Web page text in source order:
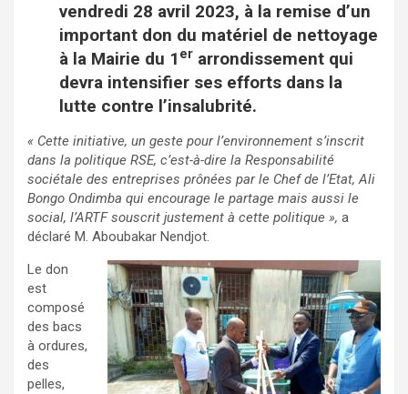
vendredi 28 avril 2023, à la remise d’un
important don du matériel de nettoyage
à la Mairie du 1 er arrondissement qui
devra intensifier ses efforts dans la
lutte contre l’insalubrité.
« Cette initiative, un geste pour l’environnement s’inscrit
dans la politique RSE, c’est-à-dire la Responsabilité
sociétale des entreprises prônées par le Chef de l’Etat, Ali
Bongo Ondimba qui encourage le partage mais aussi le
social, l’ARTF souscrit justement à cette politique », a
déclaré M. Aboubakar Nendjot.
Le don
est
composé
des bacs
à ordures,
des
pelles,